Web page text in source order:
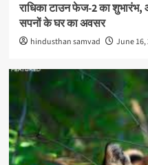
राधिका टाउन फेज-2 का
सपनों के घर का अवसर
hindusthan samvad June 16,